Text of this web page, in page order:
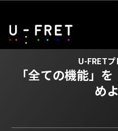
U-FRET
「全ての機能」を
め